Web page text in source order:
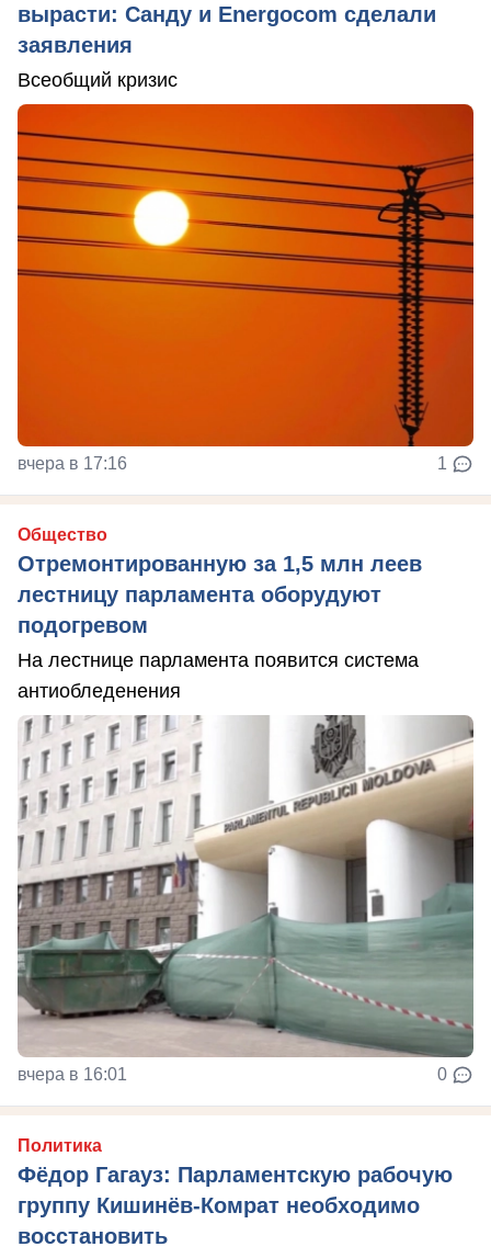
вырасти: Санду и Energocom сделали
заявления
Всеобщий кризис
вчера в 17:16 1
Общество
Отремонтированную за 1,5 млн леев
лестницу парламента оборудуют
подогревом
На лестнице парламента появится система
антиобледенения
вчера в 16:01 0
Политика
Фёдор Гагауз: Парламентскую рабочую
группу Кишинёв-Комрат необходимо
восстановить